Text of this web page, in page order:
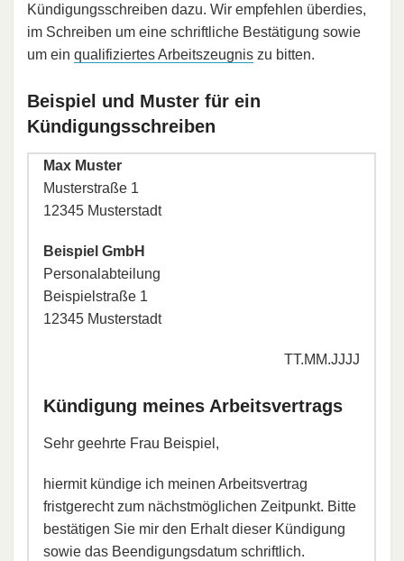
Kündigungsschreiben dazu. Wir empfehlen überdies,
im Schreiben um eine schriftliche Bestätigung sowie
um ein qualifiziertes Arbeitszeugnis zu bitten.
Beispiel und Muster für ein
Kündigungsschreiben
Max Muster
Musterstraße 1
12345 Musterstadt
Beispiel GmbH
Personalabteilung
Beispielstraße 1
12345 Musterstadt
TT.MM.JJJJ
Kündigung meines Arbeitsvertrags
Sehr geehrte Frau Beispiel,
hiermit kündige ich meinen Arbeitsvertrag
fristgerecht zum nächstmöglichen Zeitpunkt. Bitte
bestätigen Sie mir den Erhalt dieser Kündigung
sowie das Beendigungsdatum schriftlich.